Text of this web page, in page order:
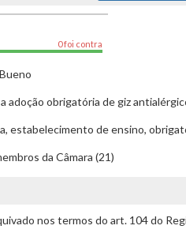
0 foi contra
adoção obrigatória de giz
estabelecimento de ensino,
da Câmara (21)
nos termos do art. 104 do